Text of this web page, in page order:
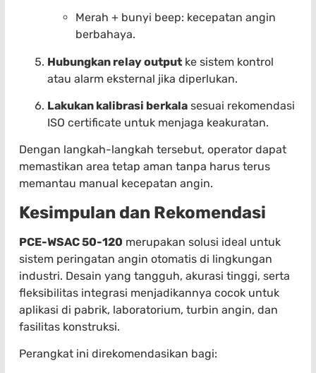
Merah + bunyi beep: kecepatan angin
berbahaya.
Hubungkan relay output ke sistem kontrol
atau alarm eksternal jika diperlukan.
Lakukan kalibrasi berkala sesuai rekomendasi
ISO certificate untuk menjaga keakuratan.
Dengan langkah-langkah tersebut, operator dapat
memastikan area tetap aman tanpa harus terus
memantau manual kecepatan angin.
Kesimpulan dan Rekomendasi
PCE-WSAC 50-120 merupakan solusi ideal untuk
sistem peringatan angin otomatis di lingkungan
industri. Desain yang tangguh, akurasi tinggi, serta
fleksibilitas integrasi menjadikannya cocok untuk
aplikasi di pabrik, laboratorium, turbin angin, dan
fasilitas konstruksi.
Perangkat ini direkomendasikan bagi: